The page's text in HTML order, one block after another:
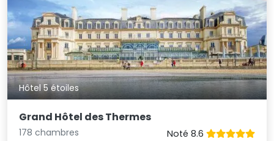
Hôtel 5 étoiles
Grand Hôtel des Thermes
178 chambres
Noté 8.6